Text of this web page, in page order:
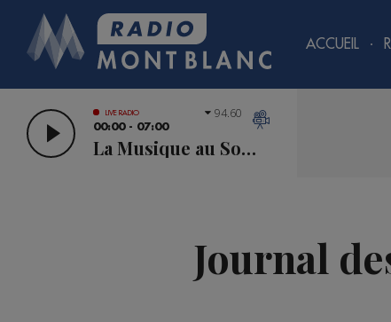
ACCUEIL
LIVE RADIO
00:00 - 07:00
La Musique au Sommet
94.60
Journal